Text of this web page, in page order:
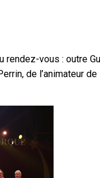
vous : outre
de l’animateur